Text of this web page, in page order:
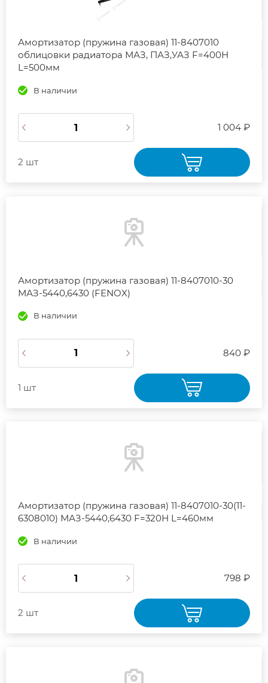
Амортизатор (пружина газовая) 11-8407010
облицовки радиатора МАЗ, ПАЗ,УАЗ F=400Н
L=500мм
В наличии
1 004 ₽
2 шт
Амортизатор (пружина газовая) 11-8407010-30
МАЗ-5440,6430 (FENOX)
В наличии
840 ₽
1 шт
Амортизатор (пружина газовая) 11-8407010-30(11-
6308010) МАЗ-5440,6430 F=320Н L=460мм
В наличии
798 ₽
2 шт